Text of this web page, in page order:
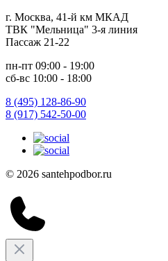
г. Москва, 41-й км МКАД
ТВК "Мельница" 3-я линия
Пассаж 21-22
пн-пт 09:00 - 19:00
сб-вс 10:00 - 18:00
8 (495) 128-86-90
8 (917) 542-50-00
© 2026 santehpodbor.ru